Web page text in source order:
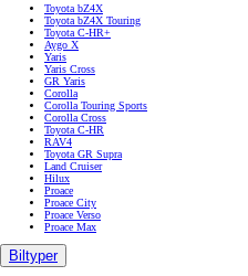
Toyota bZ4X
Toyota bZ4X Touring
Toyota C-HR+
Aygo X
Yaris
Yaris Cross
GR Yaris
Corolla
Corolla Touring Sports
Corolla Cross
Toyota C-HR
RAV4
Toyota GR Supra
Land Cruiser
Hilux
Proace
Proace City
Proace Verso
Proace Max
Biltyper